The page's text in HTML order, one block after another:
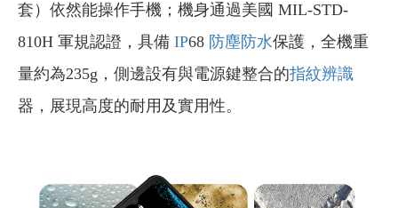
套）依然能操作手機；機身通過美國 MIL-STD-
810H 軍規認證，具備 IP68 防塵防水保護，全機重
量約為235g，側邊設有與電源鍵整合的指紋辨識
器，展現高度的耐用及實用性。